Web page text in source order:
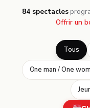
84 spectacles·
Offrir un
Tous
One man / One